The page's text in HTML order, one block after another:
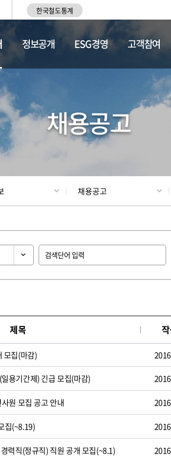
한국철도통계
채용
정보공개 ESG경영 고객참여
채용공고
채용공고
제목
모집(마감)
용기간제) 긴급 모집(마감)
원 모집 공고 안내
집(~8.19)
력직(정규직) 직원 공개 모집(~8.1)